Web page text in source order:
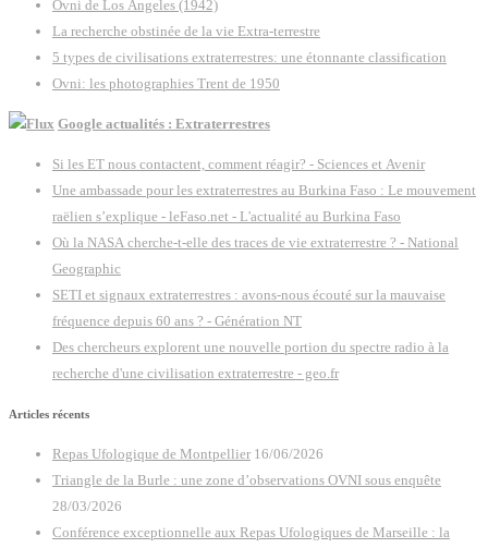
Ovni de Los Angeles (1942)
La recherche obstinée de la vie Extra-terrestre
5 types de civilisations extraterrestres: une étonnante classification
Ovni: les photographies Trent de 1950
Google actualités : Extraterrestres
Si les ET nous contactent, comment réagir? - Sciences et Avenir
Une ambassade pour les extraterrestres au Burkina Faso : Le mouvement
raëlien s’explique - leFaso.net - L'actualité au Burkina Faso
Où la NASA cherche-t-elle des traces de vie extraterrestre ? - National
Geographic
SETI et signaux extraterrestres : avons-nous écouté sur la mauvaise
fréquence depuis 60 ans ? - Génération NT
Des chercheurs explorent une nouvelle portion du spectre radio à la
recherche d'une civilisation extraterrestre - geo.fr
Articles récents
Repas Ufologique de Montpellier 16/06/2026
Triangle de la Burle : une zone d’observations OVNI sous enquête
28/03/2026
Conférence exceptionnelle aux Repas Ufologiques de Marseille : la